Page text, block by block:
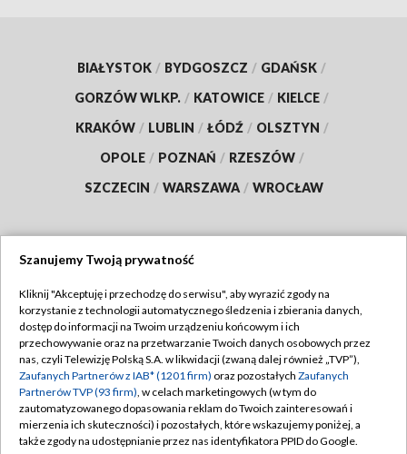
BIAŁYSTOK / BYDGOSZCZ / GDAŃSK /
GORZÓW WLKP. / KATOWICE / KIELCE /
KRAKÓW / LUBLIN / ŁÓDŹ / OLSZTYN /
OPOLE / POZNAŃ / RZESZÓW /
SZCZECIN / WARSZAWA / WROCŁAW
TVP
Abonament TVP
Emisja w TVP
Centrum informacji TVP
Naziemna Telewizja Cyfrowa
Regulamin TVP
Polityka prywatności
Moje zgody
Pomoc
Szanujemy Twoją prywatność
Kliknij "Akceptuję i przechodzę do serwisu", aby wyrazić zgody na
korzystanie z technologii automatycznego śledzenia i zbierania danych,
dostęp do informacji na Twoim urządzeniu końcowym i ich
przechowywanie oraz na przetwarzanie Twoich danych osobowych przez
nas, czyli Telewizję Polską S.A. w likwidacji (zwaną dalej również „TVP”),
Zaufanych Partnerów z IAB* (1201 firm) oraz pozostałych Zaufanych
Partnerów TVP (93 firm), w celach marketingowych (w tym do
zautomatyzowanego dopasowania reklam do Twoich zainteresowań i
mierzenia ich skuteczności) i pozostałych, które wskazujemy poniżej, a
także zgody na udostępnianie przez nas identyfikatora PPID do Google.